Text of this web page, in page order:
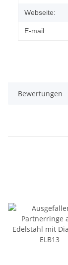
Webseite:
E-mail:
Bewertungen